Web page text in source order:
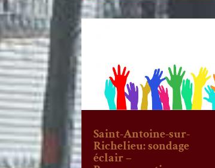
Saint-Antoine-sur-
Richelieu: sondage
éclair –